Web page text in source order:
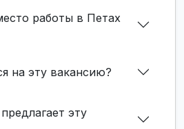
работы в Петах
на эту вакансию?
эту